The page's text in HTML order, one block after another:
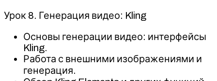
Урок 8. Генерация видео: Kling
Основы генерации видео: интерфейсы
Kling.
Работа с внешними изображениями и
генерация.